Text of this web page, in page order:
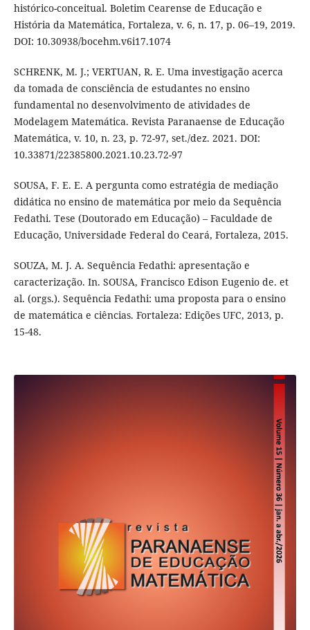
histórico-conceitual. Boletim Cearense de Educação e
História da Matemática, Fortaleza, v. 6, n. 17, p. 06–19, 2019.
DOI: 10.30938/bocehm.v6i17.1074
SCHRENK, M. J.; VERTUAN, R. E. Uma investigação acerca
da tomada de consciência de estudantes no ensino
fundamental no desenvolvimento de atividades de
Modelagem Matemática. Revista Paranaense de Educação
Matemática, v. 10, n. 23, p. 72-97, set./dez. 2021. DOI:
10.33871/22385800.2021.10.23.72-97
SOUSA, F. E. E. A pergunta como estratégia de mediação
didática no ensino de matemática por meio da Sequência
Fedathi. Tese (Doutorado em Educação) – Faculdade de
Educação, Universidade Federal do Ceará, Fortaleza, 2015.
SOUZA, M. J. A. Sequência Fedathi: apresentação e
caracterização. In. SOUSA, Francisco Edison Eugenio de. et
al. (orgs.). Sequência Fedathi: uma proposta para o ensino
de matemática e ciências. Fortaleza: Edições UFC, 2013, p.
15-48.